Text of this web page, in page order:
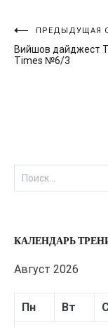
Навигация
по
ПРЕДЫДУЩАЯ
Вийшов дайджест
Times №6/3
Найти:
КАЛЕНДАРЬ
Август 2026
Пн Вт